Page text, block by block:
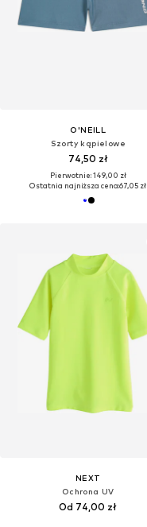
O'NEILL
Szorty kąpielowe
74,50 zł
Pierwotnie: 149,00 zł
Ostatnia najniższa cena:67,05 zł
NEXT
Ochrona UV
Od 74,00 zł